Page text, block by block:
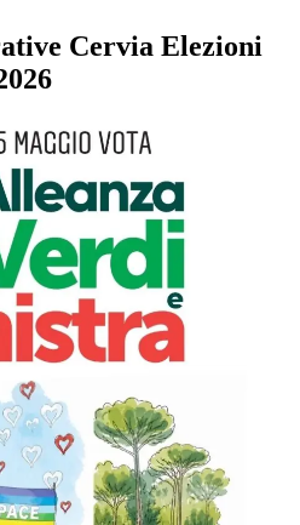
Cervia Elezioni